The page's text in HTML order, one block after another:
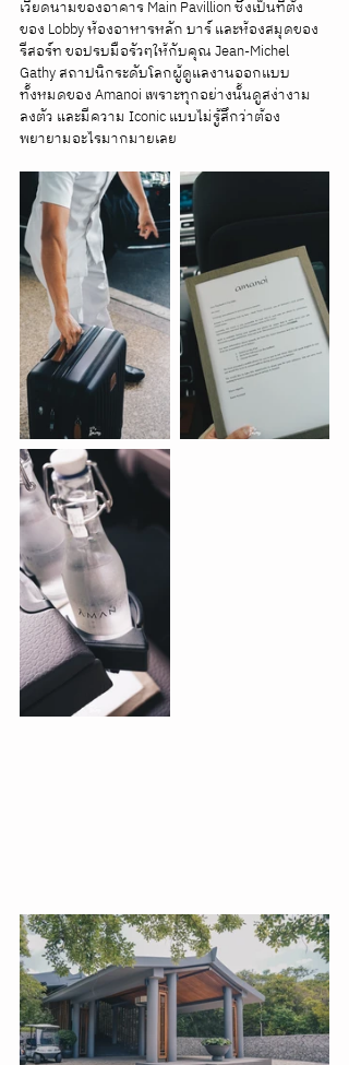
เวียดนามของอาคาร Main Pavillion ซึ่งเป็นที่ตั้ง
ของ Lobby ห้องอาหารหลัก บาร์ และห้องสมุดของ
รีสอร์ท ขอปรบมือรัวๆให้กับคุณ Jean-Michel
Gathy สถาปนิกระดับโลกผู้ดูแลงานออกแบบ
ทั้งหมดของ Amanoi เพราะทุกอย่างนั้นดูสง่างาม
ลงตัว และมีความ Iconic แบบไม่รู้สึกว่าต้อง
พยายามอะไรมากมายเลย